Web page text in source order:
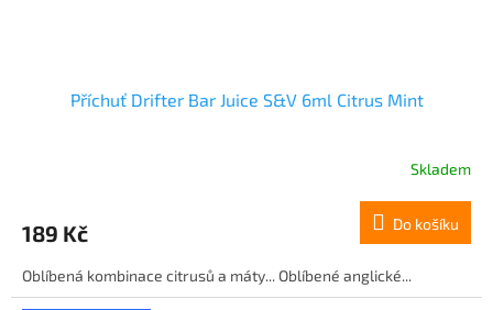
Příchuť Drifter Bar Juice S&V 6ml Citrus Mint
Skladem
189 Kč Do košíku
Oblíbená kombinace citrusů a máty... Oblíbené anglické...